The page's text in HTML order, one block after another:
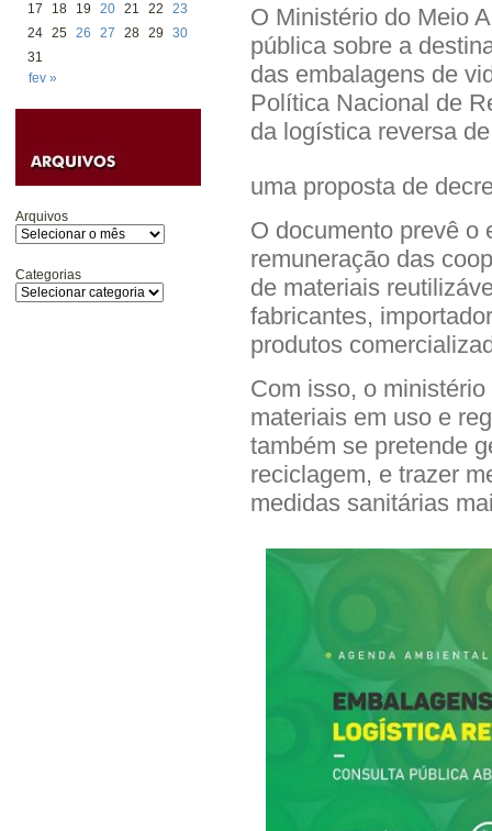
17
18 19 20 21 22
23
24 25 26 27 28 29
30
31
fev »
Arquivos
Categorias
O Ministério do Meio
pública sobre a
das embalagens de
Política Nacional de
da logística reversa
uma proposta de
O documento prevê o
remuneração das
de materiais
fabricantes,
produtos
Com isso, o
materiais em uso e
também se pretende
reciclagem, e trazer
medidas sanitárias